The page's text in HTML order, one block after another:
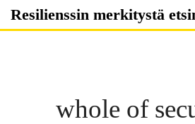
Skip
Resilienssin merkitystä
whole of